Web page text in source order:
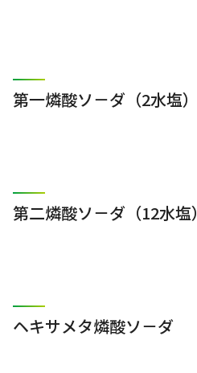
第一燐酸ソ－ダ（2水塩）
第二燐酸ソ－ダ（12水塩）
ヘキサメタ燐酸ソ－ダ